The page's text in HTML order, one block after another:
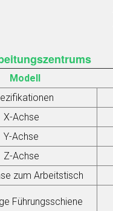
Modell
X-Achse
Y-Achse
Z-Achse
zum Arbeitstisch
Führungsschiene